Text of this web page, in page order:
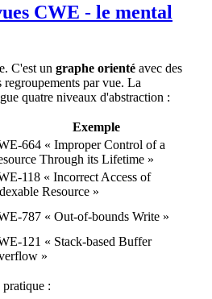
CWE - le mental
C'est un graphe orienté avec des
regroupements par vue. La
quatre niveaux d'abstraction :
Exemple
664 « Improper Control of a
Through its Lifetime »
118 « Incorrect Access of
Resource »
787 « Out-of-bounds Write »
121 « Stack-based Buffer
»
: